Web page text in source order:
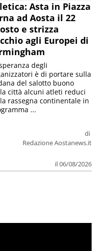
Asta in Piazza
ad Aosta il 22
e strizza
agli Europei di
di
Redazione Aostanews.it
il 06/08/2026
degli
è di portare sulla
del salotto buono
città alcuni atleti reduci
rassegna continentale in
...